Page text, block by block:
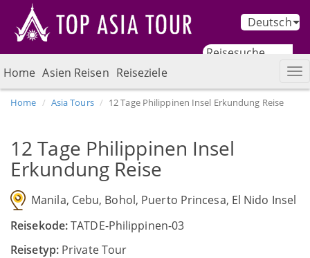
Deutsch
Home Asien Reisen Reiseziele
Home Asia Tours 12 Tage Philippinen Insel Erkundung Reise
12 Tage Philippinen Insel
Erkundung Reise
Manila, Cebu, Bohol, Puerto Princesa, El Nido Insel
Reisekode:TATDE-Philippinen-03
Reisetyp: Private Tour